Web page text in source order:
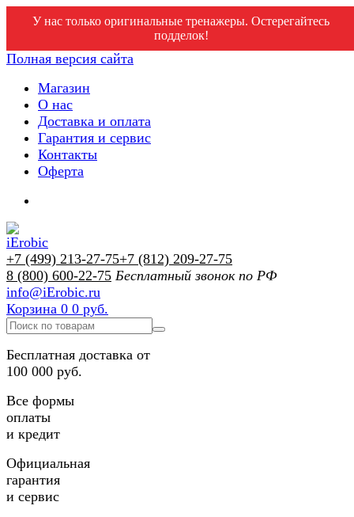
У нас только оригинальные тренажеры. Остерегайтесь
подделок!
Полная версия сайта
Магазин
О нас
Доставка и оплата
Гарантия и сервис
Контакты
Оферта
+7 (499) 213-27-75+7 (812) 209-27-75
8 (800) 600-22-75 Бесплатный звонок по РФ
info@iErobic.ru
Корзина 0 0 руб.
Бесплатная доставка от
100 000 руб.
Все формы
оплаты
и кредит
Официальная
гарантия
и сервис